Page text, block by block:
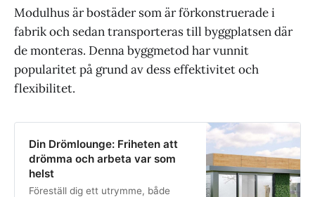
Modulhus är bostäder som är förkonstruerade i
fabrik och sedan transporteras till byggplatsen där
de monteras. Denna byggmetod har vunnit
popularitet på grund av dess effektivitet och
flexibilitet.
Din Drömlounge: Friheten att
drömma och arbeta var som
helst
Föreställ dig ett utrymme, både